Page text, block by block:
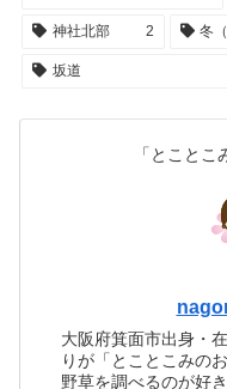
神社北部 2 冬
坂道
「とこと
大阪府箕面市出身・
りが「とことこみの
野草を調べるのが好